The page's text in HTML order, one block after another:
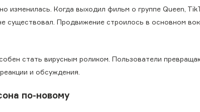
изменилась. Когда выходил фильм о группе Queen,
существовал. Продвижение строилось в основном
стать вирусным роликом. Пользователи
и обсуждения.
по-новому